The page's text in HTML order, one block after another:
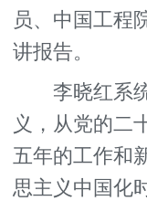
员、中国工程
讲报告。
李晓红系统
义，从党的二
五年的工作和
思主义中国化